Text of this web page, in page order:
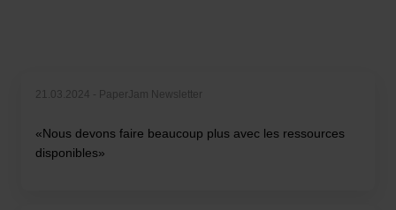
21.03.2024 - PaperJam Newsletter
«Nous devons faire beaucoup plus avec les ressources
disponibles»